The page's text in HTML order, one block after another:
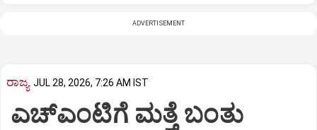
ADVERTISEMENT
ರಾಜ್ಯ JUL 28, 2026, 7:26 AM IST
ಎಚ್‌ಎಂಟಿಗೆ ಮತ್ತೆ ಬಂತು